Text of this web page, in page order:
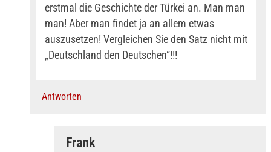
erstmal die Geschichte der Türkei an. Man man
man! Aber man findet ja an allem etwas
auszusetzen! Vergleichen Sie den Satz nicht mit
„Deutschland den Deutschen“!!!
Antworten
Frank